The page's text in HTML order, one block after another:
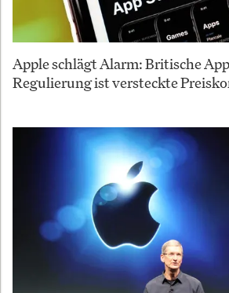
Apple schlägt Alarm: Britische
Regulierung ist versteckte